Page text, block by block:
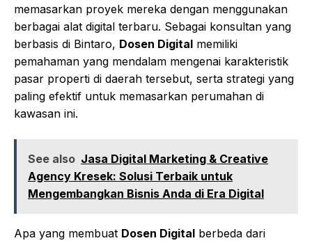
memasarkan proyek mereka dengan menggunakan
berbagai alat digital terbaru. Sebagai konsultan yang
berbasis di Bintaro, Dosen Digital memiliki
pemahaman yang mendalam mengenai karakteristik
pasar properti di daerah tersebut, serta strategi yang
paling efektif untuk memasarkan perumahan di
kawasan ini.
See also Jasa Digital Marketing & Creative
Agency Kresek: Solusi Terbaik untuk
Mengembangkan Bisnis Anda di Era Digital
Apa yang membuat Dosen Digital berbeda dari